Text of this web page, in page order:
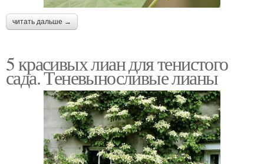
читать дальше →
5 красивых лиан для тенистого
сада. Теневыносливые лианы